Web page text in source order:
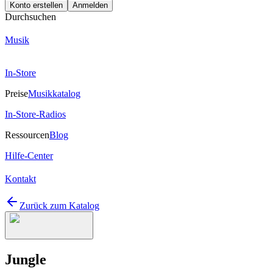
Konto erstellen Anmelden
Durchsuchen
Musik
In-Store
PreiseMusikkatalog
In-Store-Radios
RessourcenBlog
Hilfe-Center
Kontakt
Zurück zum Katalog
Jungle